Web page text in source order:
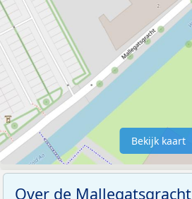
Bekijk kaart
Over de Mallegatsgracht